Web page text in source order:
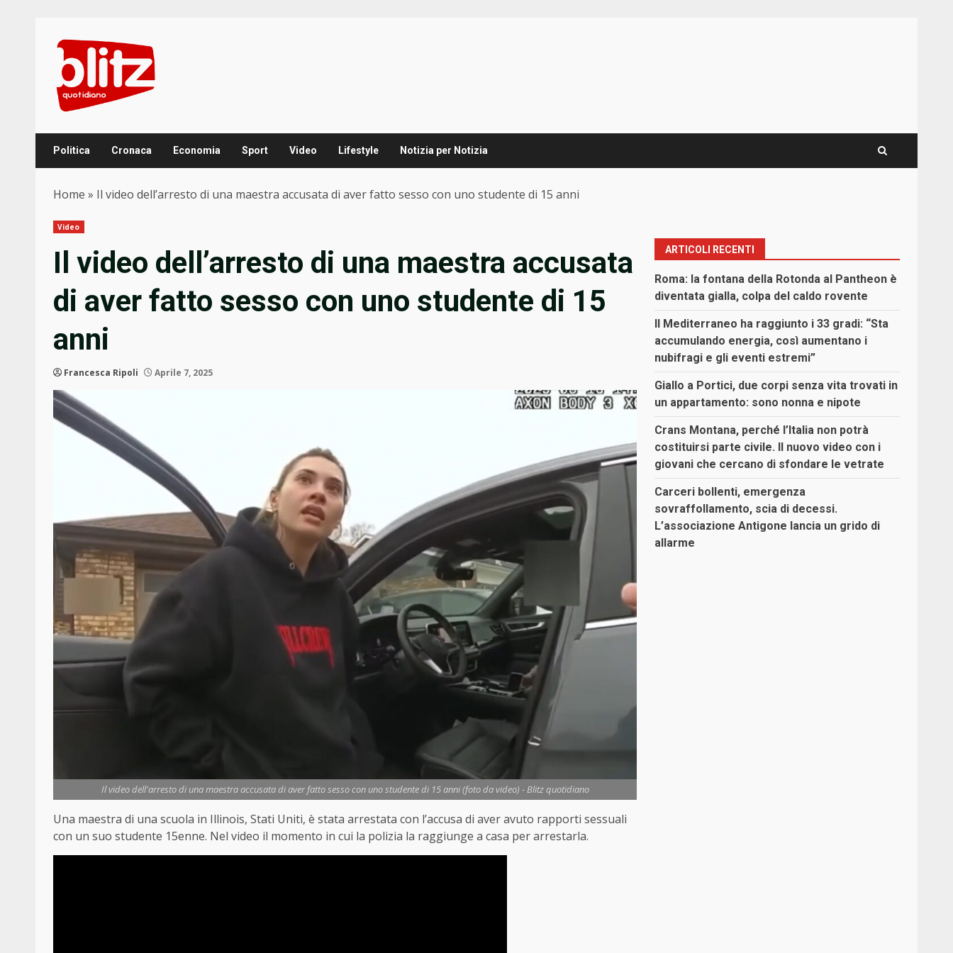
content
Politica Cronaca Economia Sport Video Lifestyle Notizia per Notizia
Home » Il video dell’arresto di una maestra accusata di aver fatto sesso con uno studente di 15 anni
Video
Il video dell’arresto di una maestra accusata
di aver fatto sesso con uno studente di 15
anni
Francesca Ripoli Aprile 7, 2025
Il video dell'arresto di una maestra accusata di aver fatto sesso con uno studente di 15 anni (foto da video) - Blitz quotidiano
Una maestra di una scuola in Illinois, Stati Uniti, è stata arrestata con l’accusa di aver avuto rapporti sessuali
con un suo studente 15enne. Nel video il momento in cui la polizia la raggiunge a casa per arrestarla.
ARTICOLI RECENTI
Roma: la fontana della Rotonda al Pantheon è
diventata gialla, colpa del caldo rovente
Il Mediterraneo ha raggiunto i 33 gradi: “Sta
accumulando energia, così aumentano i
nubifragi e gli eventi estremi”
Giallo a Portici, due corpi senza vita trovati in
un appartamento: sono nonna e nipote
Crans Montana, perché l’Italia non potrà
costituirsi parte civile. Il nuovo video con i
giovani che cercano di sfondare le vetrate
Carceri bollenti, emergenza
sovraffollamento, scia di decessi.
L’associazione Antigone lancia un grido di
allarme